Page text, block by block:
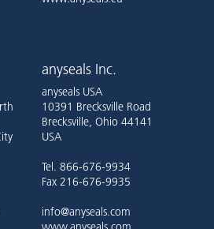
anyseals Inc.
anyseals USA
10391 Brecksville Road
Brecksville, Ohio 44141
USA
Tel. 866-676-9934
Fax 216-676-9935
info@anyseals.com